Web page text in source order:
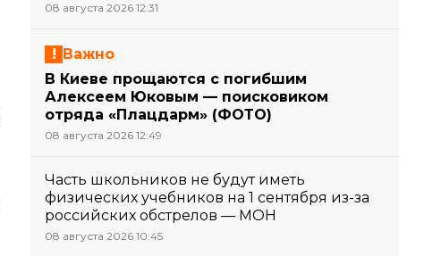
08 августа 2026 12:31
Важно
В Киеве прощаются с погибшим
Алексеем Юковым — поисковиком
отряда «Плацдарм» (ФОТО)
08 августа 2026 12:49
Часть школьников не будут иметь
физических учебников на 1 сентября из-за
российских обстрелов — МОН
08 августа 2026 10:45